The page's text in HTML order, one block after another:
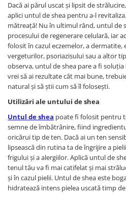
Dacă ai părul uscat și lipsit de
aplici untul de shea pentru a-l
mătreață! Nu în ultimul rând, untul de
procesului de regenerare celulară, iar
folosit în cazul eczemelor, a
vergeturilor, psoriazisului sau a altor
observa, untul de shea pare a fi
vrei să ai rezultate cât mai bune,
natural și să știi cum să îl folosești.
Utilizări ale untului de shea
Untul de shea poate fi folosit pentru
semne de îmbătrânire, fiind
oricărui tip de ten. Dacă ai un ten
lipsească din rutina ta de îngrijire a
frigului și a alergiilor. Aplică untul de
tenul tău va fi mai catifelat și mai
și în cazul pielii. Untul de shea este
hidratează intens pielea uscată timp